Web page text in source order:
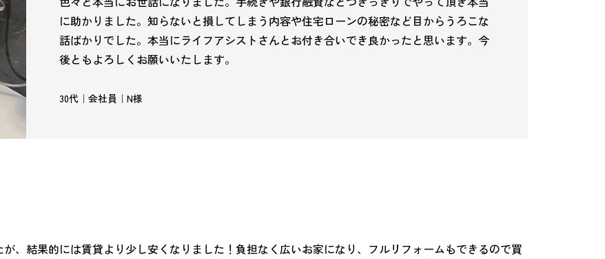
に助かりました。知らないと損してしまう内容や住宅ローンの秘密など目からうろこな
話ばかりでした。本当にライフアシストさんとお付き合いでき良かったと思います。今
後ともよろしくお願いいたします。
30代｜会社員｜N様
、結果的には賃貸より少し安くなりました！負担なく広いお家になり、フルリフォームもできるので買